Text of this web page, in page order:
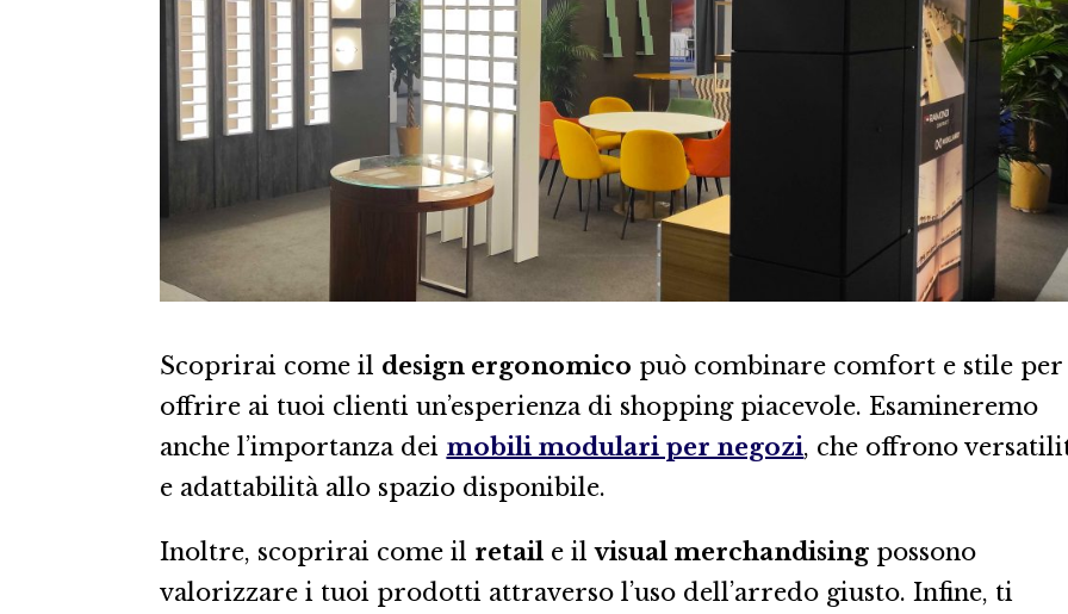
Scoprirai come il design ergonomico può combinare comfort e stile per
offrire ai tuoi clienti un’esperienza di shopping piacevole. Esamineremo
anche l’importanza dei mobili modulari per negozi, che offrono
e adattabilità allo spazio disponibile.
Inoltre, scoprirai come il retail e ilvisual merchandising possono
valorizzare i tuoi prodotti attraverso l’uso dell’arredo giusto. Infine, ti